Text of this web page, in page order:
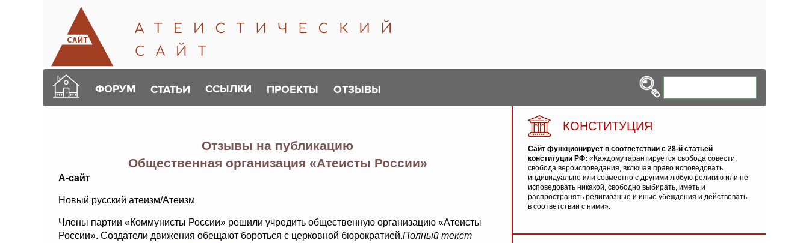
ФОРУМ СТАТЬИ ССЫЛКИ ПРОЕКТЫ ОТЗЫВЫ
Отзывы на публикацию
Общественная организация «Атеисты России»
А-сайт
Новый русский атеизм/Атеизм
Члены партии «Коммунисты России» решили учредить общественную организацию «Атеисты
России». Создатели движения обещают бороться с церковной бюрократией.Полный текст
КОНСТИТУЦИЯ
Сайт функционирует в соответствии с 28-й статьей
конституции РФ: «Каждому гарантируется свобода совести,
свобода вероисповедания, включая право исповедовать
индивидуально или совместно с другими любую религию или не
исповедовать никакой, свободно выбирать, иметь и
распространять религиозные и иные убеждения и действовать
в соответствии с ними».